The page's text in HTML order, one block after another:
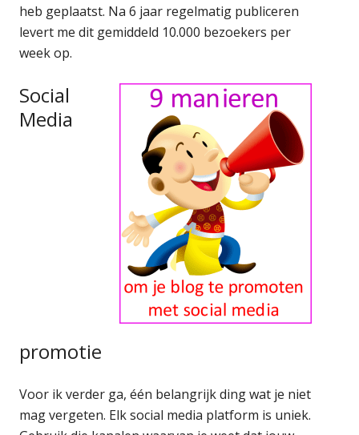
heb geplaatst. Na 6 jaar regelmatig publiceren
levert me dit gemiddeld 10.000 bezoekers per
week op.
Social
Media
promotie
Voor ik verder ga, één belangrijk ding wat je niet
mag vergeten. Elk social media platform is uniek.